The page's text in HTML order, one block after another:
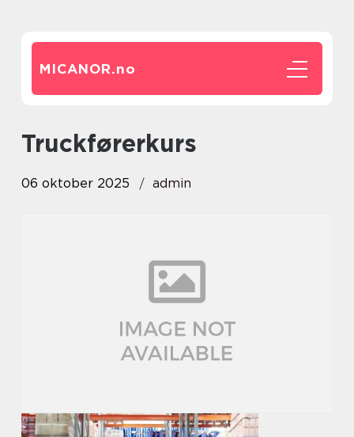
MICANOR.no
Truckførerkurs
06 oktober 2025 admin